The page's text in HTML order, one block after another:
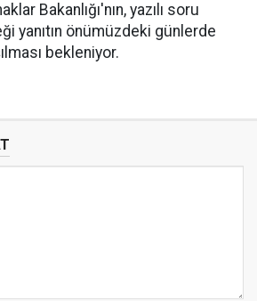
Bakanlığı'nın, yazılı soru
yanıtın önümüzdeki günlerde
bekleniyor.